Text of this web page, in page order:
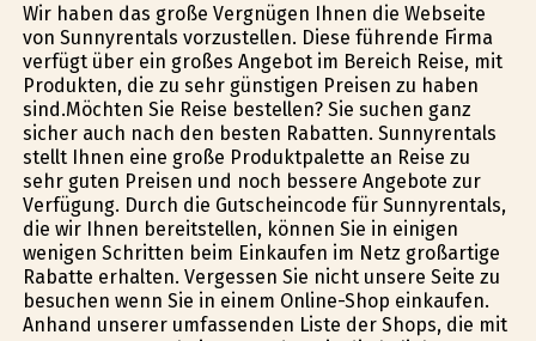
Wir haben das große Vergnügen Ihnen die Webseite
von Sunnyrentals vorzustellen. Diese führende Firma
verfügt über ein großes Angebot im Bereich Reise, mit
Produkten, die zu sehr günstigen Preisen zu haben
sind.Möchten Sie Reise bestellen? Sie suchen ganz
sicher auch nach den besten Rabatten. Sunnyrentals
stellt Ihnen eine große Produktpalette an Reise zu
sehr guten Preisen und noch bessere Angebote zur
Verfügung. Durch die Gutscheincode für Sunnyrentals,
die wir Ihnen bereitstellen, können Sie in einigen
wenigen Schritten beim Einkaufen im Netz großartige
Rabatte erhalten. Vergessen Sie nicht unsere Seite zu
besuchen wenn Sie in einem Online-Shop einkaufen.
Anhand unserer umfassenden Liste der Shops, die mit